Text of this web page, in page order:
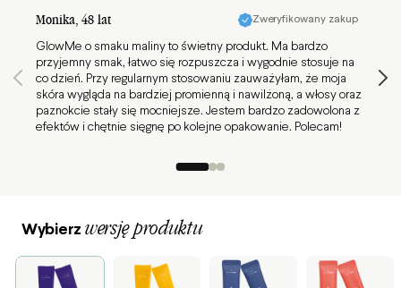
Monika, 48 lat
GlowMe o smaku maliny to świetny produkt. Ma bardzo
przyjemny smak, łatwo się rozpuszcza i wygodnie stosuje na
co dzień. Przy regularnym stosowaniu zauważyłam, że moja
skóra wygląda na bardziej promienną i nawilżoną, a włosy oraz
paznokcie stały się mocniejsze. Jestem bardzo zadowolona z
efektów i chętnie sięgnę po kolejne opakowanie. Polecam!
Zweryfikowany zakup
Wybierz wersję produktu